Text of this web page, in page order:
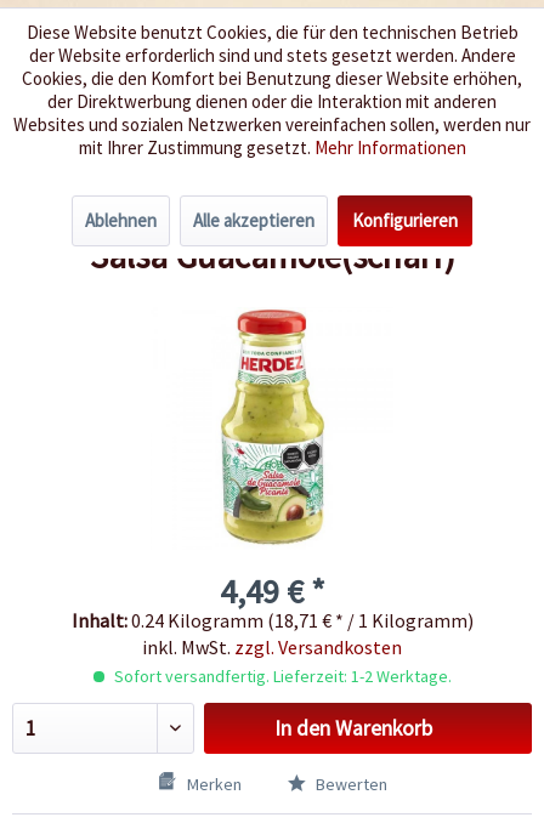
Wir würzen Ihr Leben
Menü
Übersicht Mexikanische Spezialitäten
Salsa Guacamole(scharf)
4,49 € *
Inhalt:0.24 Kilogramm (18,71 € * / 1 Kilogramm)
inkl. MwSt. zzgl. Versandkosten
Sofort versandfertig. Lieferzeit: 1-2 Werktage.
In denWarenkorb
Merken Bewerten
Diese Website benutzt Cookies, die für den technischen Betrieb
der Website erforderlich sind und stets gesetzt werden. Andere
Cookies, die den Komfort bei Benutzung dieser Website erhöhen,
der Direktwerbung dienen oder die Interaktion mit anderen
Websites und sozialen Netzwerken vereinfachen sollen, werden nur
mit Ihrer Zustimmung gesetzt. Mehr Informationen
Ablehnen Alle akzeptieren Konfigurieren